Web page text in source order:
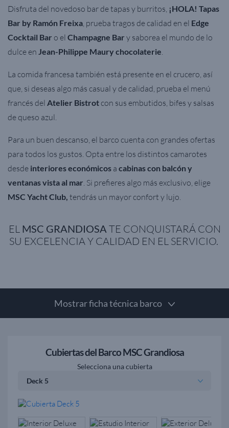
Disfruta del novedoso bar de tapas y burritos, ¡HOLA! Tapas
Bar by Ramón Freixa , prueba tragos de calidad en el Edge
Cocktail Bar o el Champagne Bar y saborea el mundo de lo
dulce en Jean-Philippe Maury chocolaterie
La comida francesa también está presente en el crucero, así
que, si deseas algo más casual y de calidad, prueba el menú
francés del Atelier Bistrot con sus embutidos, bifes y salsas
de queso azul.
Para un buen descanso, el barco cuenta con grandes ofertas
para todos los gustos. Opta entre los distintos camarotes
desde interiores económicos a cabinas con balcón y
ventanas vista al mar . Si prefieres algo más exclusivo, elige
MSC Yacht Club, tendrás un mayor confort y lujo.
EL MSC GRANDIOSA TE CONQUISTARÁ CON
SU EXCELENCIA Y CALIDAD EN EL SERVICIO.
Mostrar ficha técnica barco
Cubiertas del Barco MSC Grandiosa
Selecciona una cubierta